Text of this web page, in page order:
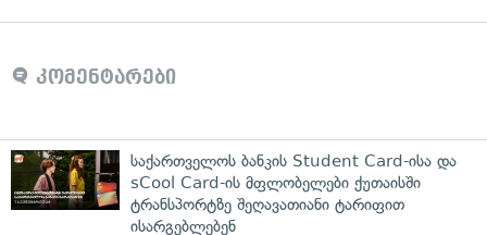
კომენტარები
საქართველოს ბანკის Student Card-ისა და
sCool Card-ის მფლობელები ქუთაისში
ტრანსპორტზე შეღავათიანი ტარიფით
ისარგებლებენ